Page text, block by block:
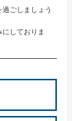
ごしましょう
しておりま